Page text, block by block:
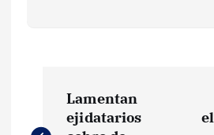
a
Lamentan
ejidatarios